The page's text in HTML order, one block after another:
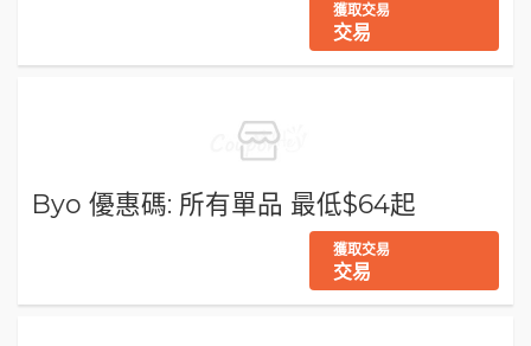
獲取交易
交易
Byo 優惠碼: 所有單品 最低$64起
獲取交易
交易